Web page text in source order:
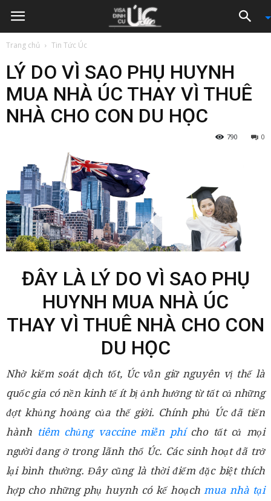
Trang chủ Tin Tức Úc
LÝ DO VÌ SAO PHỤ HUYNH
MUA NHÀ ÚC THAY VÌ THUÊ
NHÀ CHO CON DU HỌC
0
790
ĐÂY LÀ LÝ DO VÌ SAO PHỤ
HUYNH MUA NHÀ ÚC
THAY VÌ THUÊ NHÀ CHO CON
DU HỌC
Nhờ kiểm soát dịch tốt, Úc vẫn giữ nguyên vị thế là
quốc gia có nền kinh tế ít bị ảnh hưởng từ tất cả những
đợt khủng hoảng của thế giới. Chính phủ Úc đã tiến
hành tiêm chủng vaccine miễn phícho tất cả mọi
người đang ở trong lãnh thổ Úc. Các sinh hoạt đã trở
lại bình thường. Đây cũng là thời điểm đặc biệt thích
hợp cho những phụ huynh có kế hoạch mua nhà tại